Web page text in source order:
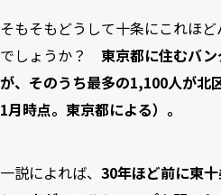
そもそもどうして十条にこれほ
でしょうか？ 東京都に住むバ
が、そのうち最多の1,100人が北
1月時点。東京都による）。
一説によれば、 30年ほど前に東